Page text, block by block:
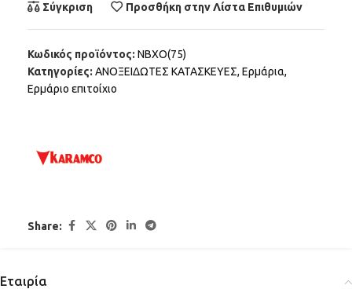
Σύγκριση Προσθήκη στην Λίστα Επιθυμιών
Κωδικός προϊόντος: NBXO(75)
Κατηγορίες: ΑΝΟΞΕΙΔΩΤΕΣ ΚΑΤΑΣΚΕΥΕΣ, Ερμάρια,
Ερμάριο επιτοίχιο
Share:
Εταιρία